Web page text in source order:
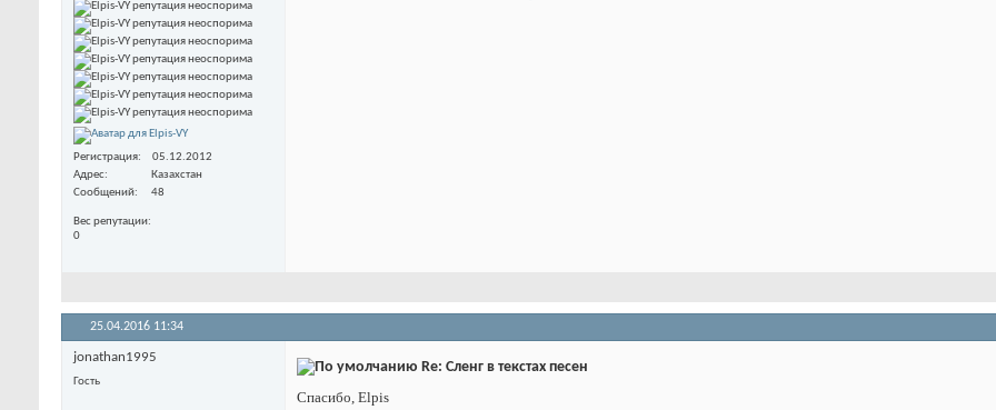
Регистрация
05.12.2012
Адрес
Казахстан
Сообщений
48
Вес репутации
0
25.04.2016 11:34
jonathan1995
Гость
Re: Сленг в текстах песен
Спасибо, Elpis